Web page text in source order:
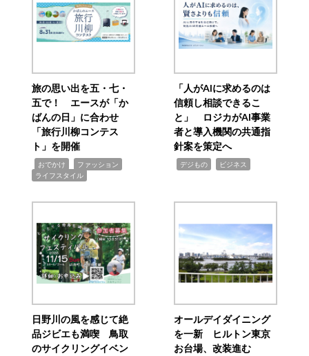
旅の思い出を五・七・
五で！ エースが「か
ばんの日」に合わせ
「旅行川柳コンテス
ト」を開催
おでかけ ファッション
ライフスタイル
「人がAIに求めるのは
信頼し相談できるこ
と」 ロジカがAI事業
者と導入機関の共通指
針案を策定へ
デジもの ビジネス
日野川の風を感じて絶
品ジビエも満喫 鳥取
のサイクリングイベン
オールデイダイニング
を一新 ヒルトン東京
お台場、改装進む